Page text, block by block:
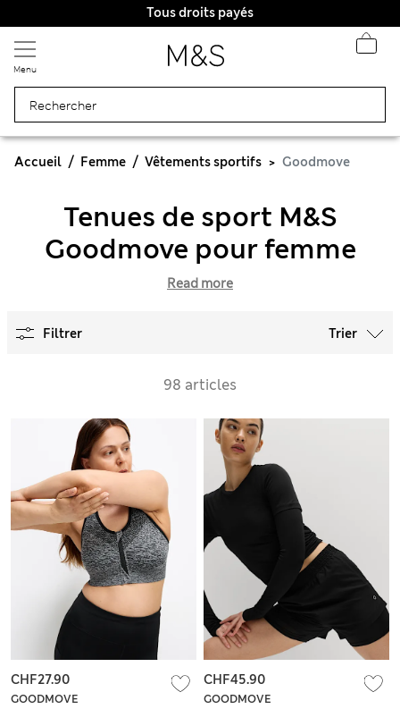
Tous droits payés
Menu
Accueil Femme Vêtements sportifs Goodmove
Tenues de sport M&S
Goodmove pour femme
Read more
Filtrer Trier
98 articles
GOODMOVE
CHF27.90
GOODMOVE
CHF45.90